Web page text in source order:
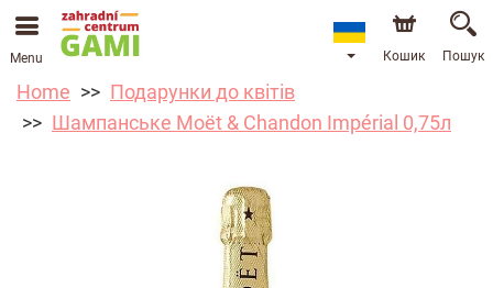
Menu Кошик Пошук
Home
Подарунки до квітів
Шампанське Moët & Chandon Impérial 0,75л